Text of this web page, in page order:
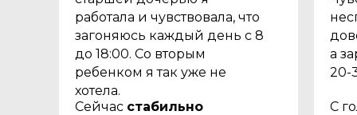
работала и чувствовала, что
загоняюсь каждый день с 8
до 18:00. Со вторым
ребенком я так уже не
хотела.
Сейчас стабильно
а
20-
С